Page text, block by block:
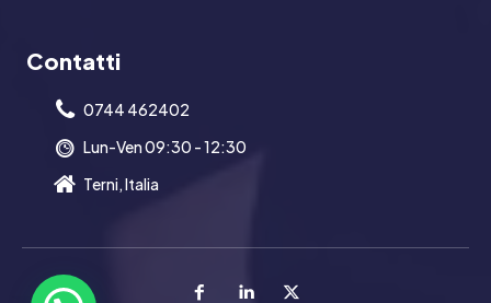
Contatti
0744 462402
Lun-Ven 09:30 - 12:30
Terni, Italia